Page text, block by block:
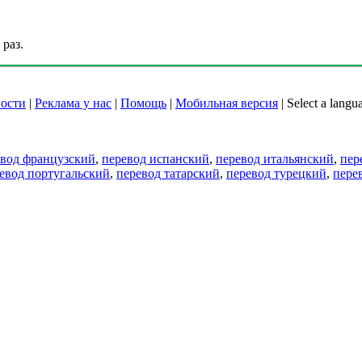
| Реклама у нас | Помощь | Мобильная версия | Select a
французский, перевод испанский, перевод итальянский,
португальский, перевод татарский, перевод турецкий,